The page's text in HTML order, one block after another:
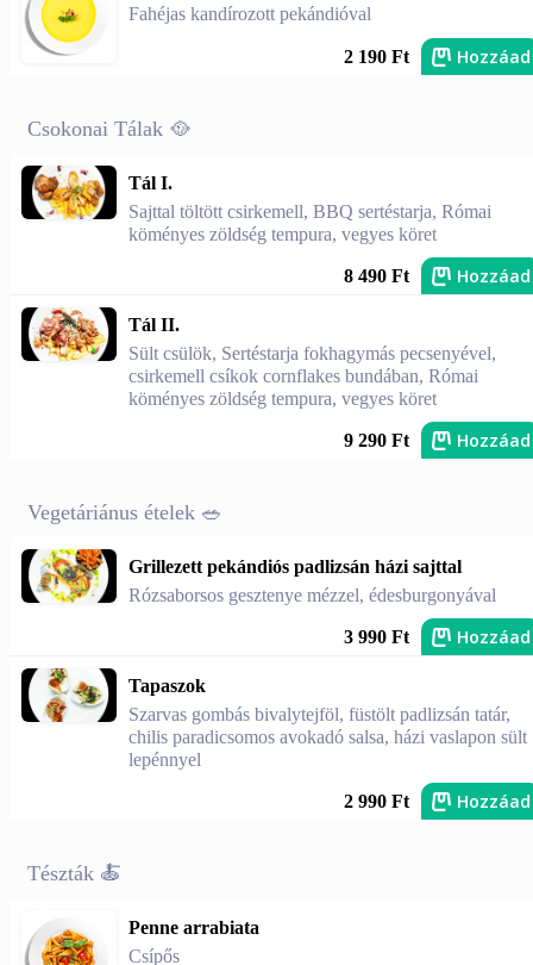
Fahéjas kandírozott pekándióval
2 190 Ft Hozzáad
Csokonai Tálak 🥘
Tál I.
Sajttal töltött csirkemell, BBQ sertéstarja, Római
köményes zöldség tempura, vegyes köret
8 490 Ft Hozzáad
Tál II.
Sült csülök, Sertéstarja fokhagymás pecsenyével,
csirkemell csíkok cornflakes bundában, Római
köményes zöldség tempura, vegyes köret
9 290 Ft Hozzáad
Vegetáriánus ételek 🥗
Grillezett pekándiós padlizsán házi sajttal
Rózsaborsos gesztenye mézzel, édesburgonyával
3 990 Ft Hozzáad
Tapaszok
Szarvas gombás bivalytejföl, füstölt padlizsán tatár,
chilis paradicsomos avokadó salsa, házi vaslapon sült
lepénnyel
2 990 Ft Hozzáad
Tészták 🍝
Penne arrabiata
Csípős